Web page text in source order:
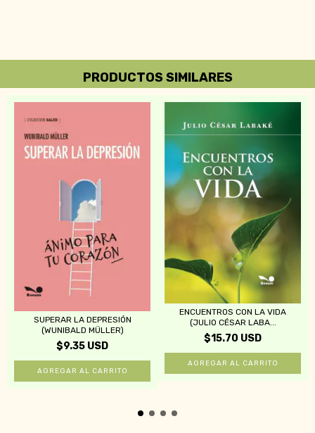
PRODUCTOS SIMILARES
SUPERAR LA DEPRESIÓN
(WUNIBALD MÜLLER)
$9.35 USD
ENCUENTROS CON LA VIDA
(JULIO CÉSAR LABA...
$15.70 USD